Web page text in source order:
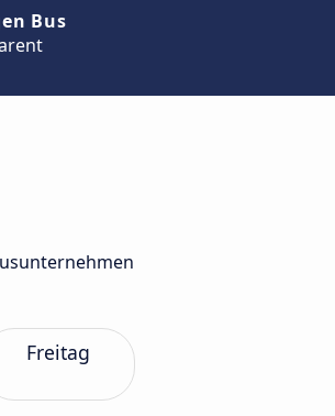
Bus
Freitag